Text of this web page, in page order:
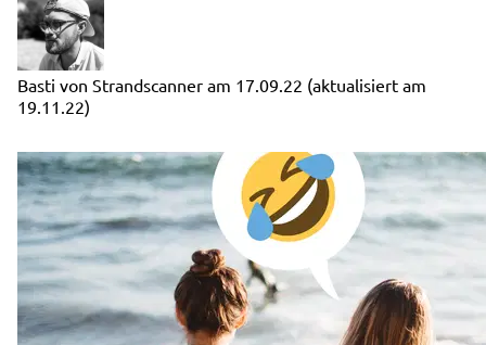
Basti von Strandscanner am 17.09.22 (aktualisiert am
19.11.22)